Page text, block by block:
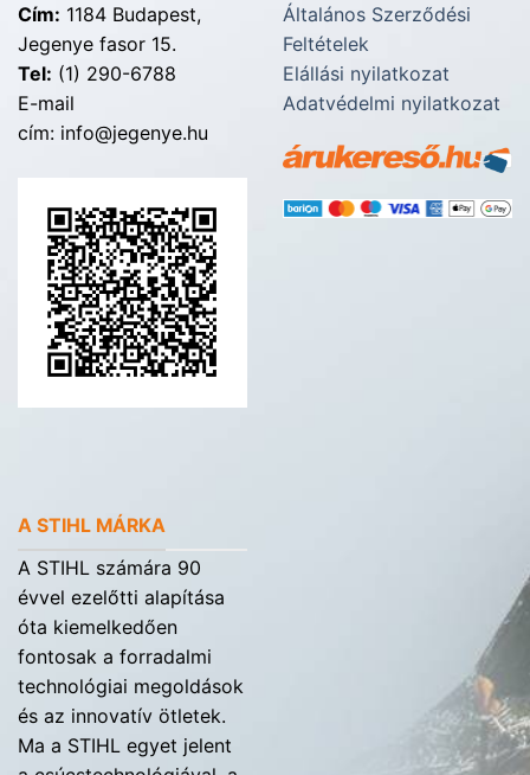
Cím: 1184 Budapest,
Jegenye fasor 15.
Tel: (1) 290-6788
E-mail
cím: info@jegenye.hu
Általános Szerződési
Feltételek
Elállási nyilatkozat
Adatvédelmi nyilatkozat
A STIHL MÁRKA
A STIHL számára 90
évvel ezelőtti alapítása
óta kiemelkedően
fontosak a forradalmi
technológiai megoldások
és az innovatív ötletek.
Ma a STIHL egyet jelent